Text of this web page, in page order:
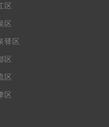
区
区
驿区
区
区
区